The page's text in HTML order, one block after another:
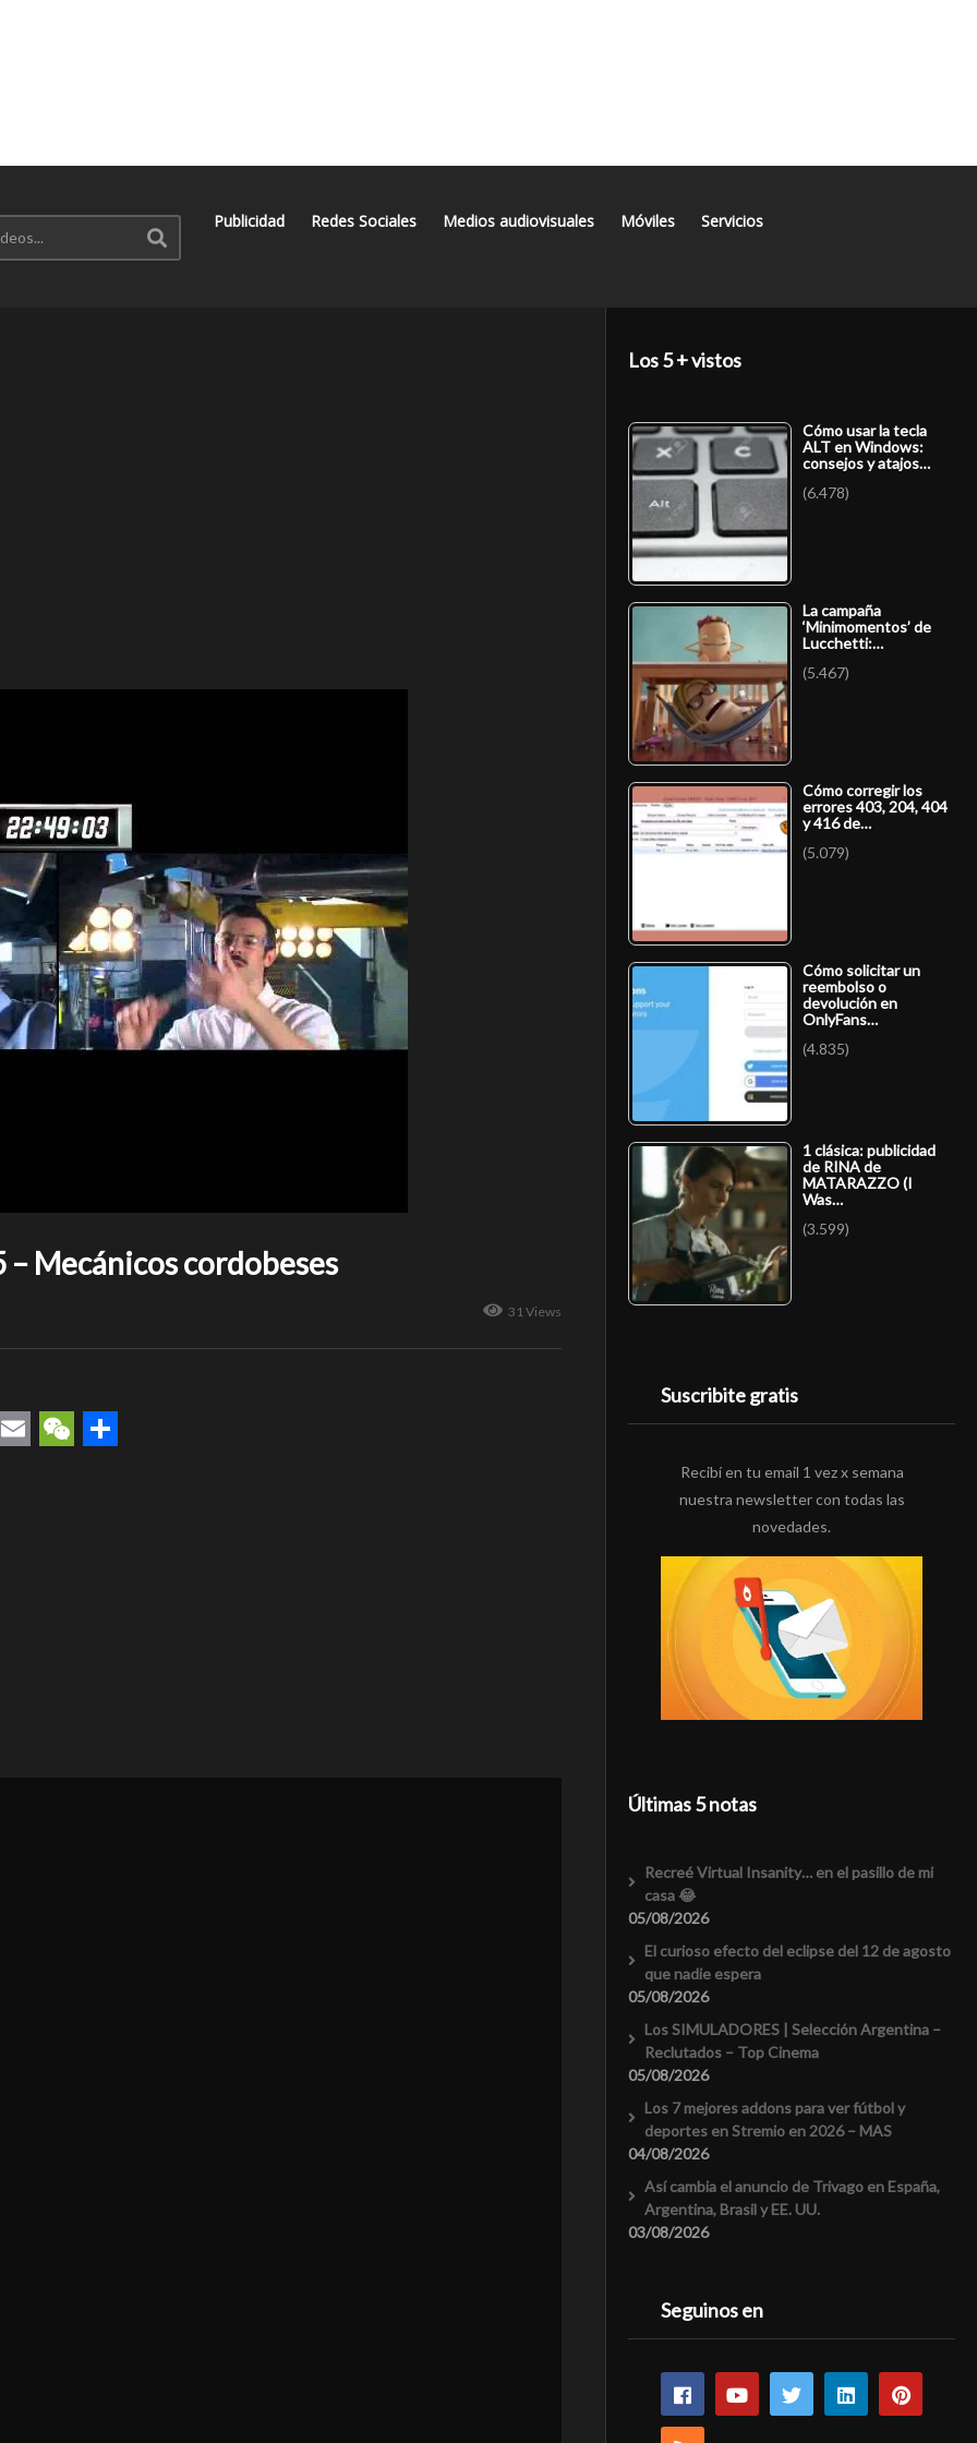
Publicidad Redes Sociales Medios audiovisuales Móviles Servicios
Mecánicos cordobeses
31 Views
Los 5 + vistos
Cómo usar la tecla
ALT en Windows:
consejos y atajos…
(6.478)
La campaña
‘Minimomentos’ de
Lucchetti:…
(5.467)
Cómo corregir los
errores 403, 204, 404
y 416 de…
(5.079)
Cómo solicitar un
reembolso o
devolución en
OnlyFans…
(4.835)
1 clásica: publicidad
de RINA de
MATARAZZO (I
Was…
(3.599)
Suscribite gratis
Recibí en tu email 1 vez x semana
nuestra newsletter con todas las
novedades.
Últimas 5 notas
Recreé Virtual Insanity… en el pasillo de mi
casa 😂
05/08/2026
El curioso efecto del eclipse del 12 de agosto
que nadie espera
05/08/2026
Los SIMULADORES | Selección Argentina –
Reclutados – Top Cinema
05/08/2026
Los 7 mejores addons para ver fútbol y
deportes en Stremio en 2026 – MAS
04/08/2026
Así cambia el anuncio de Trivago en España,
Argentina, Brasil y EE. UU.
03/08/2026
Seguinos en